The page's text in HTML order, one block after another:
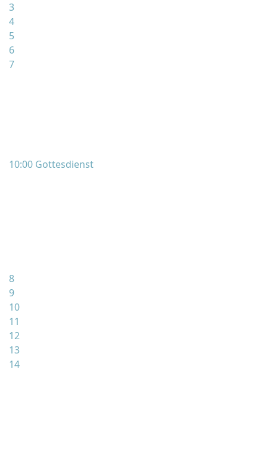
3
4
5
6
7
10:00 Gottesdienst
8
9
10
11
12
13
14